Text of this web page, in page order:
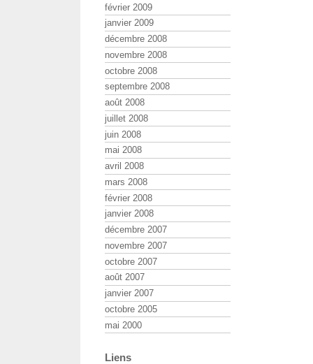
février 2009
janvier 2009
décembre 2008
novembre 2008
octobre 2008
septembre 2008
août 2008
juillet 2008
juin 2008
mai 2008
avril 2008
mars 2008
février 2008
janvier 2008
décembre 2007
novembre 2007
octobre 2007
août 2007
janvier 2007
octobre 2005
mai 2000
Liens